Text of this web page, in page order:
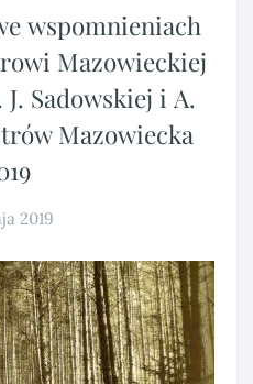
wspomnieniach
Mazowieckiej
Sadowskiej i A.
Mazowiecka
2019